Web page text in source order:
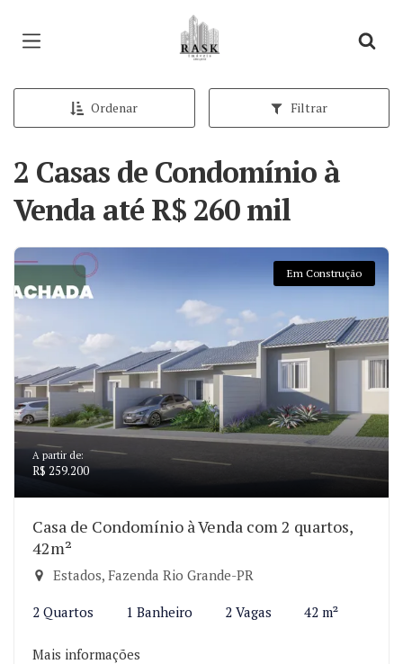
Página inicial
Ordenar Filtrar
2 Casas de Condomínio à
Venda até R$ 260 mil
Em Construção
A partir de:
R$ 259.200
Casa de Condomínio à Venda com 2 quartos,
42m²
Estados, Fazenda Rio Grande-PR
2 Quartos 1 Banheiro 2 Vagas 42 m²
Mais informações